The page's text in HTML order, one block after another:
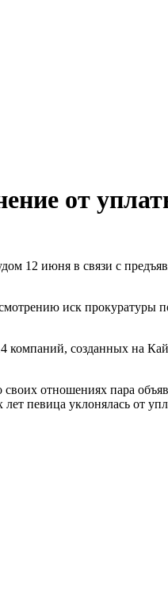
от
12 июня в связи с
иск прокуратуры
созданных на
отношениях пара
певица уклонялась от